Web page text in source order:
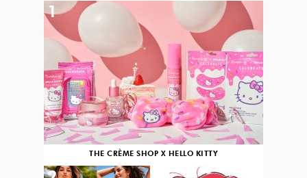
THE CRÈME SHOP X HELLO KITTY
1